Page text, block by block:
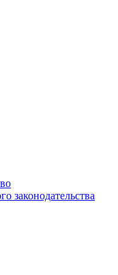
законодательства